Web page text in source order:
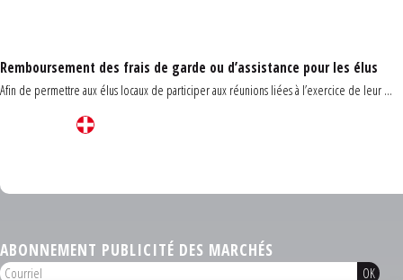
Remboursement des frais de garde ou d’assistance pour les élus
Afin de permettre aux élus locaux de participer aux réunions liées à l’exercice de leur ...
ABONNEMENT PUBLICITÉ DES MARCHÉS